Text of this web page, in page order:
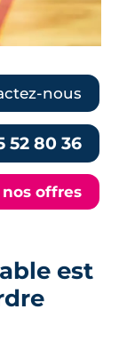
nous
52 80 36
offres
est